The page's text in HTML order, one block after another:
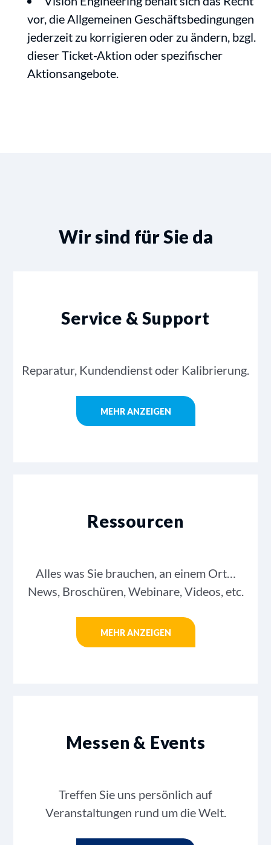
vor, die Allgemeinen Geschäftsbedingungen
jederzeit zu korrigieren oder zu ändern, bzgl.
dieser Ticket-Aktion oder spezifischer
Aktionsangebote.
Wir sind für Sie da
Service & Support
Reparatur, Kundendienst oder Kalibrierung.
MEHR ANZEIGEN
Ressourcen
Alles was Sie brauchen, an einem Ort…
News, Broschüren, Webinare, Videos, etc.
MEHR ANZEIGEN
Messen & Events
Treffen Sie uns persönlich auf
Veranstaltungen rund um die Welt.